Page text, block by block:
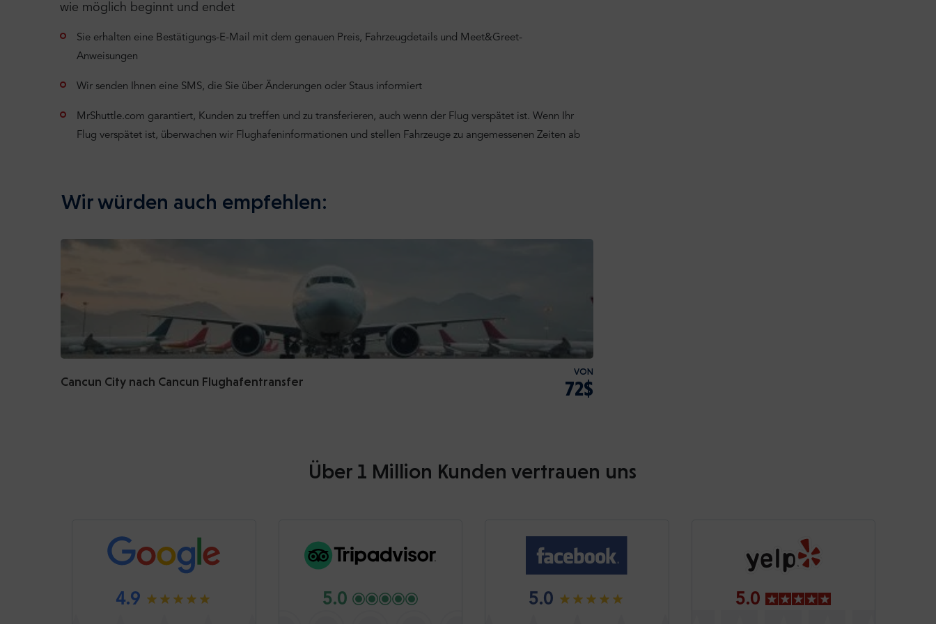
wie möglich beginnt und endet
Sie erhalten eine Bestätigungs-E-Mail mit dem genauen Preis, Fahrzeugdetails und Meet&Greet-
Anweisungen
Wir senden Ihnen eine SMS, die Sie über Änderungen oder Staus informiert
MrShuttle.com garantiert, Kunden zu treffen und zu transferieren, auch wenn der Flug verspätet ist. Wenn Ihr
Flug verspätet ist, überwachen wir Flughafeninformationen und stellen Fahrzeuge zu angemessenen Zeiten ab
Wir würden auch empfehlen:
Cancun City nach Cancun Flughafentransfer
VON
72$
Über 1 Million Kunden vertrauen uns
4.9 5.0 5.0 5.0